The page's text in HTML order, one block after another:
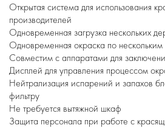
Открытая система для использования
производителей
Одновременная загрузка нескольких
Одновременная окраска по
Совместим с аппаратами для
Дисплей для управления процессом
Нейтрализация испарений и запахов
фильтру
Не требуется вытяжной шкаф
Защита персонала при работе с